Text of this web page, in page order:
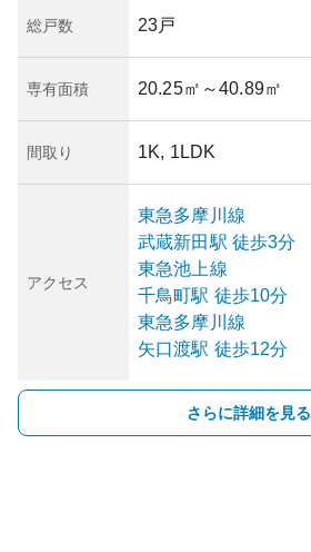
総戸数 23戸
専有面積 20.25㎡ ～40.89㎡
間取り 1K, 1LDK
アクセス
東急多摩川線
武蔵新田 駅 徒歩3分
東急池上線
千鳥町駅 徒歩10分
東急多摩川線
矢口渡駅 徒歩12分
さらに詳細を見る